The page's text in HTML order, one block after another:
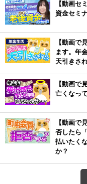
【動画セ
資金セミ
【動画で
ます。年
天引きさ
【動画で
亡くなっ
【動画で
否したら
払いたく
か？